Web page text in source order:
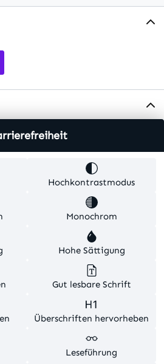
Mehrwertsteuer zzgl.
. Alle Artikelangaben sind
und ohne Gewähr.
Rechte vorbehalten. Theme by
Innovations
Hochkontrastmodus
Monochrom
Hohe Sättigung
Gut lesbare Schrift
Überschriften hervorheben
Leseführung
Cookies, um eine bestmögliche
können.
Nur technisch notwendige